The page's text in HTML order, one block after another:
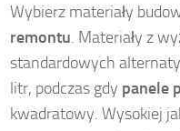
Wybierz materiały
remontu. Materiały z
standardowych
litr, podczas gdy panele
kwadratowy. Wysokiej